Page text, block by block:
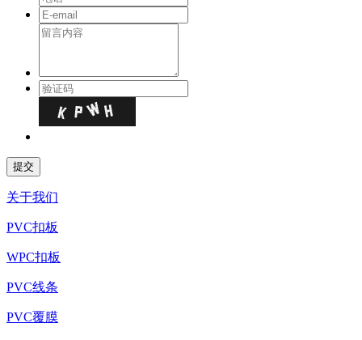
关于我们
PVC扣板
WPC扣板
PVC线条
PVC覆膜